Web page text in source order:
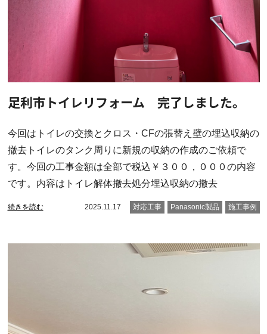
足利市トイレリフォーム 完了しました。
今回はトイレの交換とクロス・CFの張替え壁の埋込収納の
撤去トイレのタンク周りに新規の収納の作成のご依頼で
す。今回の工事金額は全部で税込￥３００，０００の内容
です。内容はトイレ解体撤去処分埋込収納の撤去
続きを読む 2025.11.17 対応工事 Panasonic製品 施工事例